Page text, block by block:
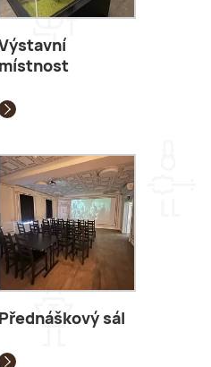
místnost
Přednáškový sál